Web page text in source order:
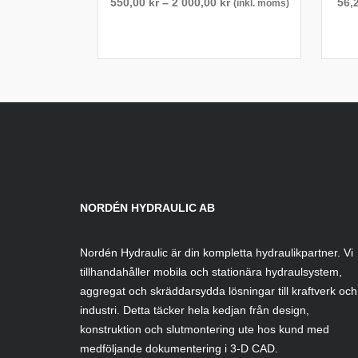
(inkl. moms)
NORDÉN HYDRAULIC AB
Nordén Hydraulic är din kompletta hydraulikpartner. Vi
tillhandahåller mobila och stationära hydraulsystem,
aggregat och skräddarsydda lösningar till kraftverk och
industri. Detta täcker hela kedjan från design,
konstruktion och slutmontering ute hos kund med
medföljande dokumentering i 3-D CAD.